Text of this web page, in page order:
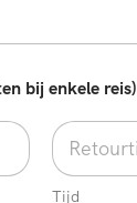
bij enkele reis)
Tijd